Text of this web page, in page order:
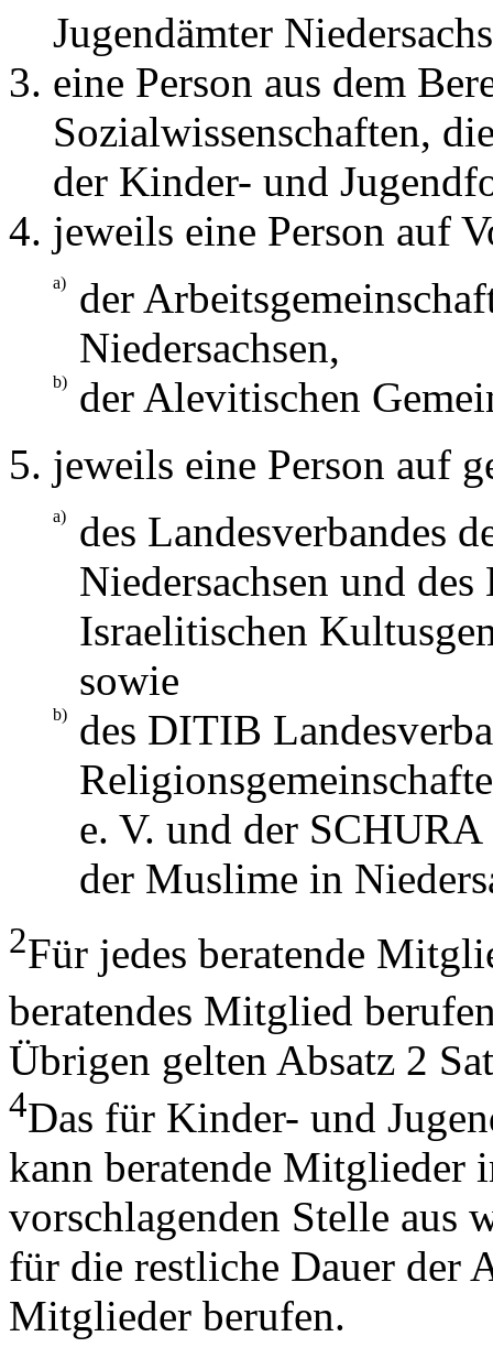
Jugendämter
eine Person aus dem
Sozialwissenschaften,
der Kinder- und
jeweils eine Person auf
a)
der
Niedersachsen,
b)
der Alevitischen
jeweils eine Person auf
a)
des Landesverbandes
Niedersachsen und
Israelitischen
sowie
b)
des DITIB
e. V. und der SCHURA
der Muslime in
2Für jedes beratende
beratendes Mitglied
Übrigen gelten Absatz 2
4Das für Kinder- und
kann beratende Mitglieder
vorschlagenden Stelle aus
für die restliche Dauer der
Mitglieder berufen.